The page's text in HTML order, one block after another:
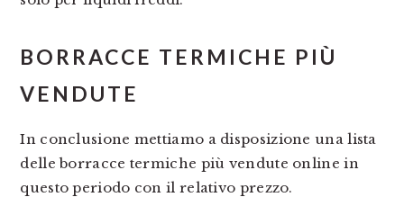
BORRACCE TERMICHE PIÙ
VENDUTE
In conclusione mettiamo a disposizione una lista
delle borracce termiche più vendute online in
questo periodo con il relativo prezzo.